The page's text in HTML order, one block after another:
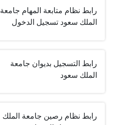
رابط نظام متابعة المهام جامعة
الملك سعود تسجيل الدخول
رابط التسجيل بديوان جامعة
الملك سعود
رابط نظام رصين جامعة الملك